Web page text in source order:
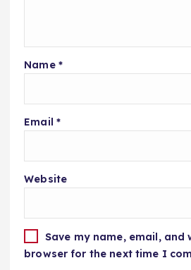
Name *
Email *
Website
Save my name, email, and
browser for the next time I